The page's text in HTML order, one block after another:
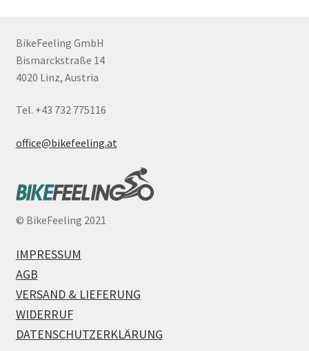
BikeFeeling GmbH
Bismarckstraße 14
4020 Linz, Austria
Tel. +43 732 775116
office@bikefeeling.at
© BikeFeeling 2021
IMPRESSUM
AGB
VERSAND & LIEFERUNG
WIDERRUF
DATENSCHUTZERKLÄRUNG